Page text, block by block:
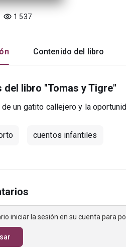
1 537
Contenido del libro
del libro "Tomas y Tigre"
un gatito callejero y la
cuentos infantiles
iniciar la sesión en su cuenta para